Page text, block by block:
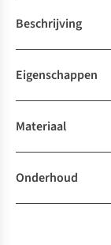
Beschrijving
Eigenschappen
Materiaal
Onderhoud